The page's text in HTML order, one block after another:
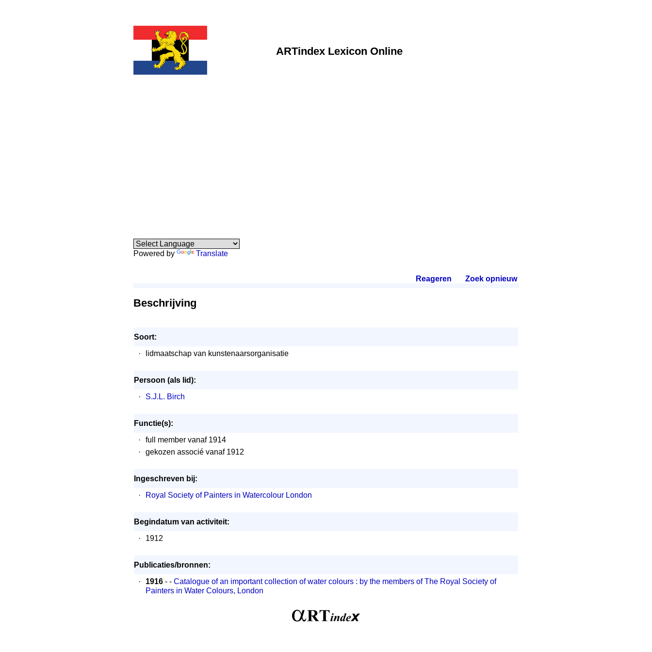
ARTindex Lexicon Online
Powered by Translate
Reageren Zoek opnieuw.
Beschrijving
Soort:
·
lidmaatschap van kunstenaarsorganisatie
Persoon (als lid):
·
S.J.L. Birch
Functie(s):
·
full member vanaf 1914
·
gekozen associé vanaf 1912
Ingeschreven bij:
·
Royal Society of Painters in Watercolour London
Begindatum van activiteit:
·
1912
Publicaties/bronnen:
·
1916 - - Catalogue of an important collection of water colours : by the members of The Royal Society of
Painters in Water Colours, London